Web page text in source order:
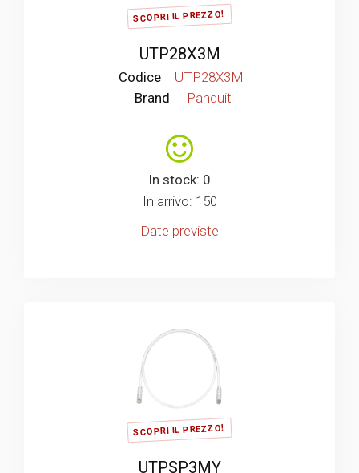
SCOPRI IL PREZZO!
UTP28X3M
Codice
UTP28X3M
Brand
Panduit
In stock: 0
In arrivo: 150
Date previste
SCOPRI IL PREZZO!
UTPSP3MY